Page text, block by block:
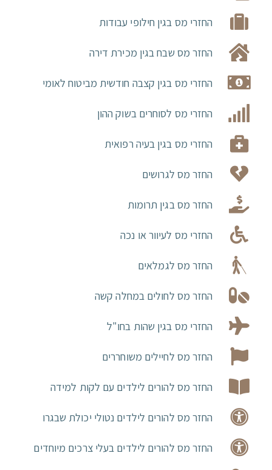
החזרי מס בגין חילופי עבודות
החזר מס שבח בגין מכירת דירה
החזרי מס בגין קצבה חודשית מביטוח לאומי
החזרי מס לסוחרים בשוק ההון
החזרי מס בגין בעיה רפואית
החזר מס לגרושים
החזר מס בגין תרומות
החזרי מס לעיוור או נכה
החזר מס לגמלאים
החזר מס לחולים במחלה קשה
החזרי מס בגין שהות בחו"ל
החזר מס לחיילים משוחררים
החזר מס להורים לילדים עם לקות למידה
החזר מס להורים לילדים נטולי יכולת שבגרו
החזר מס להורים לילדים בעלי צרכים מיוחדים